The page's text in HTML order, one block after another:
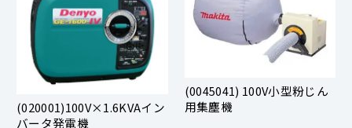
(020001)100V×1.6KVAイン
バータ発電機
(0045041) 100V⼩型粉じん
⽤集塵機